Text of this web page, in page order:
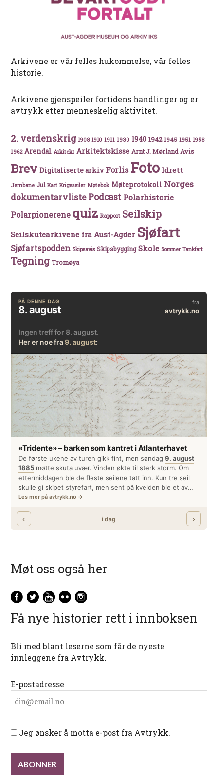
Arkivene er vår felles hukommelse, vår felles
historie.
Arkivene gjenspeiler fortidens handlinger og er
avtrykk etter menneskelig aktivitet.
2. verdenskrig 1908 1910 1911 1930 1940 1942 1945 1951 1958
1962 Arendal Arkitekt Arkitektskisse Arnt J. Mørland Avis
Brev Digitaliserte arkiv Forlis Foto Idrett
Jernbane Jul Kart Krigsseiler Møtebok Møteprotokoll Norges
dokumentarvlistePodcast Polarhistorie
Polarpionerene quiz Rapport Seilskip
Seilskutearkivene fra Aust-Agder Sjøfart
Sjøfartspodden Skipsavis Skipsbygging Skole Sommer Tankfart
Tegning Tromøya
Møt oss også her
Få nye historier rett i innboksen
Bli med blant leserne som får de nyeste
innleggene fra Avtrykk.
E-postadresse
Jeg ønsker å motta e-post fra Avtrykk.